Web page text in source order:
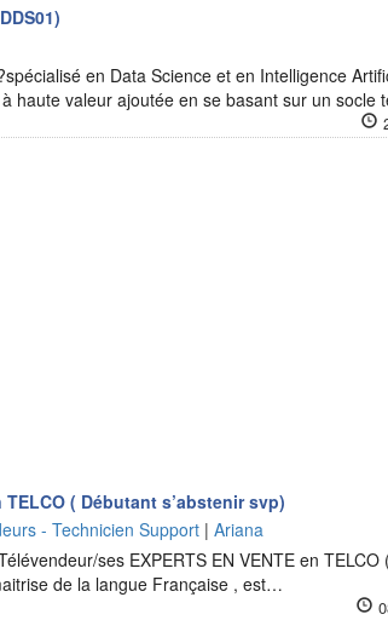
en Data Science et en Intelligence
haute valeur ajoutée en se basant sur un
TELCO ( Débutant s’abstenir svp)
- Technicien Support |Ariana
ses EXPERTS EN VENTE en TELCO
de la langue Française , est…